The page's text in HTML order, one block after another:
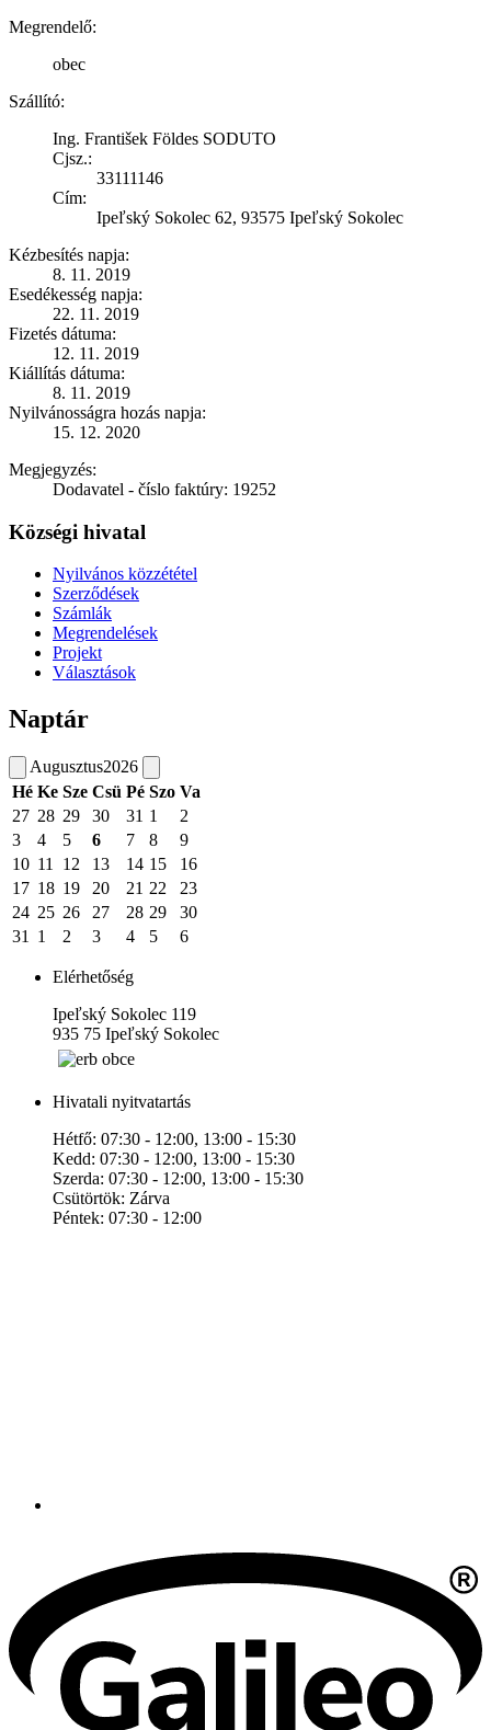
Megrendelő:
obec
Szállító:
Ing. František Földes SODUTO
Cjsz.:
33111146
Cím:
Ipeľský Sokolec 62, 93575 Ipeľský Sokolec
Kézbesítés napja:
8. 11. 2019
Esedékesség napja:
22. 11. 2019
Fizetés dátuma:
12. 11. 2019
Kiállítás dátuma:
8. 11. 2019
Nyilvánosságra hozás napja:
15. 12. 2020
Megjegyzés:
Dodavatel - číslo faktúry: 19252
Községi hivatal
Nyilvános közzététel
Szerződések
Számlák
Megrendelések
Projekt
Választások
Naptár
Augusztus2026
Hé Ke Sze Csü Pé Szo Va
27 28 29 30 31 1
2
3
4 5 6 7 8
9
10 11 12 13 14 15
16
17 18 19 20 21 22
23
24 25 26 27 28 29
30
31
1 2 3 4 5 6
Elérhetőség
Ipeľský Sokolec 119
935 75 Ipeľský Sokolec
Hivatali nyitvatartás
Hétfő: 07:30 - 12:00, 13:00 - 15:30
Kedd: 07:30 - 12:00, 13:00 - 15:30
Szerda: 07:30 - 12:00, 13:00 - 15:30
Csütörtök: Zárva
Péntek: 07:30 - 12:00